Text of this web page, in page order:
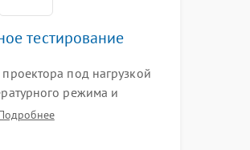
тестирование
под нагрузкой
режима и
Оценка фокуса,